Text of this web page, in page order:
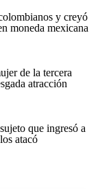
y creyó
moneda mexicana
de la tercera
atracción
que ingresó a
atacó